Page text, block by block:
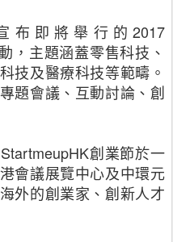
布即將舉行的2017
，主題涵蓋零售科技、
技及醫療科技等範疇。
題會議、互動討論、創
創業節於一
會議展覽中心及中環元
外的創業家、創新人才